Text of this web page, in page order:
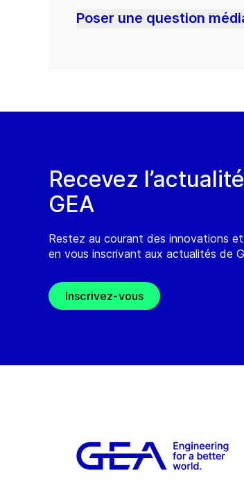
Poser une question
Recevez
GEA
Restez au courant des innovations
en vous inscrivant aux actualités de
Inscrivez-vous